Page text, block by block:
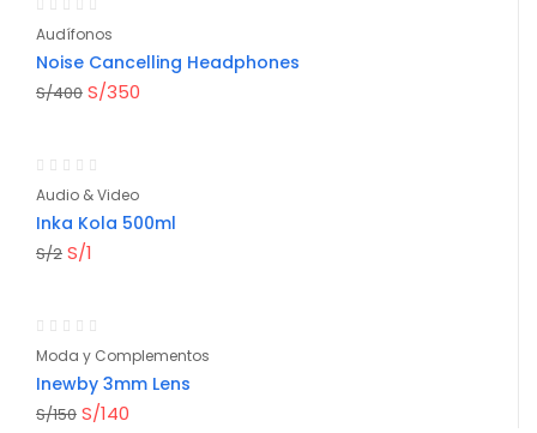
Audífonos
Noise Cancelling Headphones
S/400 S/350
Audio & Video
Inka Kola 500ml
S/2 S/1
Moda y Complementos
Inewby 3mm Lens
S/150 S/140